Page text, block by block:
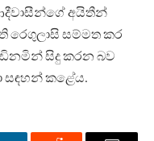
අයිතීන්
රෙගුලාසි සම්මත කර
සිදු කරන බව
සඳහන් කළේය.